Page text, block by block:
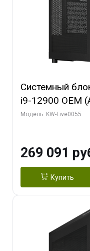
Системный
i9-12900 OEM
C16 8EC/8PC/
HDMI/ 1 ТБ
Модель: KW-Live0055
269 091
Купить